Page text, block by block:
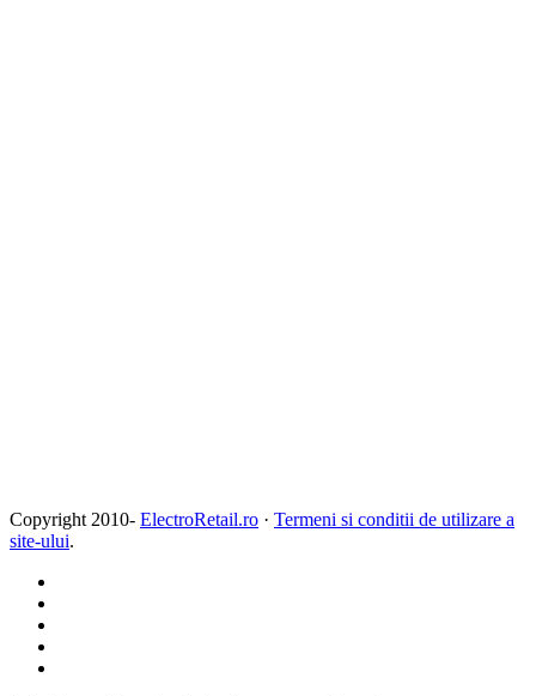
Copyright 2010- ElectroRetail.ro · Termeni si conditii de utilizare a
site-ului.